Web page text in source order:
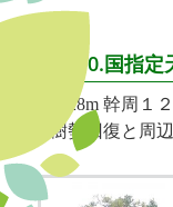
10.国指
樹高28m 幹周
る樹勢回復と周